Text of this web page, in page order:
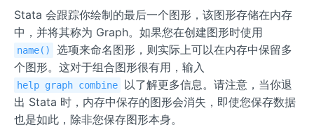
Stata 会跟踪你绘制的最后一个图形，该图形存储在内存
中，并将其称为 Graph。如果您在创建图形时使用
name()
选项来命名图形，则实际上可以在内存中保留多
个图形。这对于组合图形很有用，输入
help graph combine
以了解更多信息。请注意，当你退
出 Stata 时，内存中保存的图形会消失，即使您保存数据
也是如此，除非您保存图形本身。